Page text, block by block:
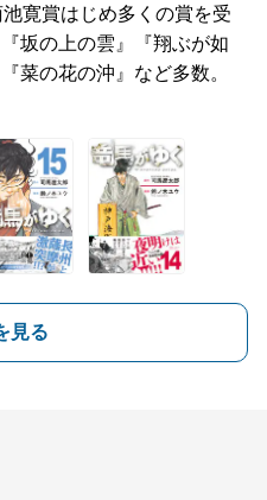
寛賞はじめ多くの賞を受
坂の上の雲』『翔ぶが如
菜の花の沖』など多数。
見る